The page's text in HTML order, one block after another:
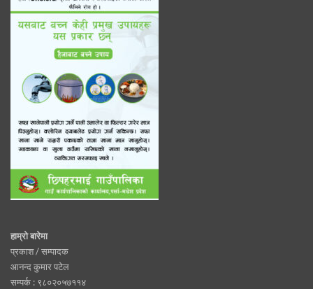
हाम्रो बारेमा
प्रकाश / सम्पादक
आनन्द कुमार पटेल
सम्पर्क : ९८०२०५७११४